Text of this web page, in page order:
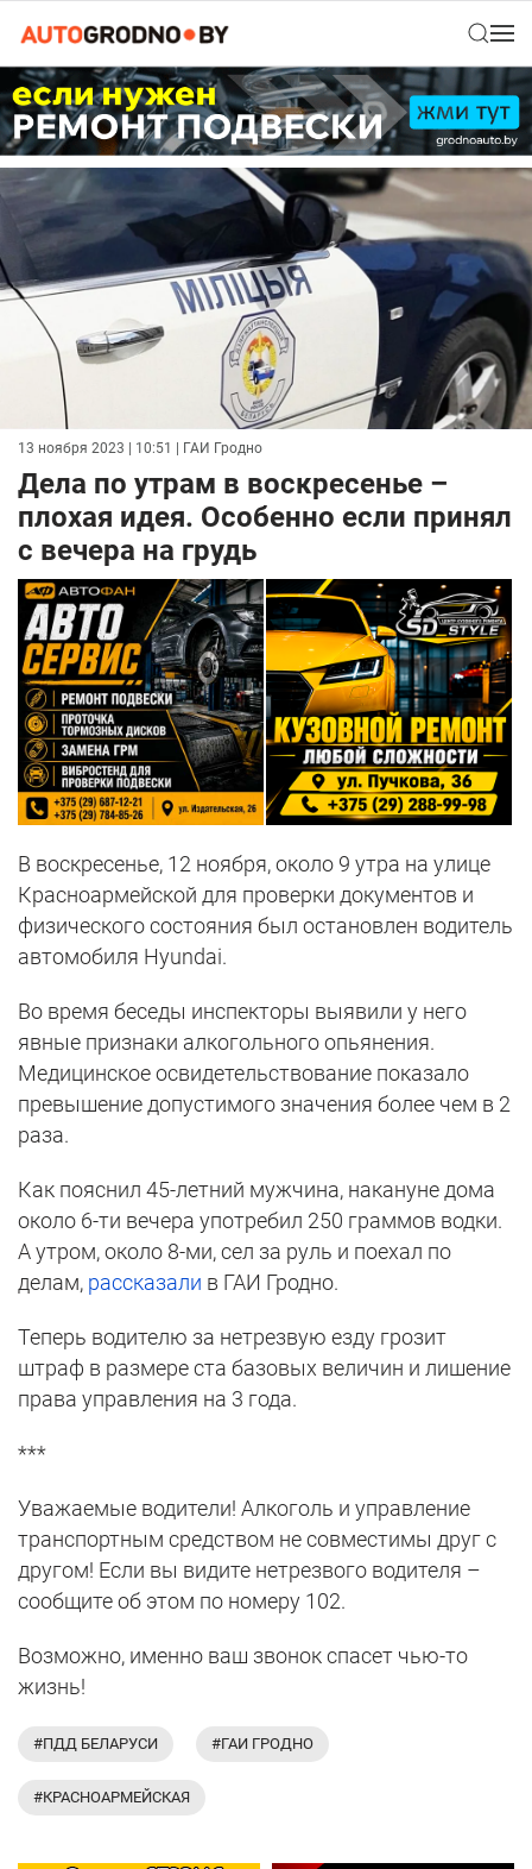
13 ноября 2023 | 10:51 | ГАИ Гродно
Дела по утрам в воскресенье –
плохая идея. Особенно если принял
с вечера на грудь
В воскресенье, 12 ноября, около 9 утра на улице
Красноармейской для проверки документов и
физического состояния был остановлен водитель
автомобиля Hyundai.
Во время беседы инспекторы выявили у него
явные признаки алкогольного опьянения.
Медицинское освидетельствование показало
превышение допустимого значения более чем в 2
раза.
Как пояснил 45-летний мужчина, накануне дома
около 6-ти вечера употребил 250 граммов водки.
А утром, около 8-ми, сел за руль и поехал по
делам, рассказали в ГАИ Гродно.
Теперь водителю за нетрезвую езду грозит
штраф в размере ста базовых величин и лишение
права управления на 3 года.
***
Уважаемые водители! Алкоголь и управление
транспортным средством не совместимы друг с
другом! Если вы видите нетрезвого водителя –
сообщите об этом по номеру 102.
Возможно, именно ваш звонок спасет чью-то
жизнь!
#ПДД БЕЛАРУСИ #ГАИ ГРОДНО
#КРАСНОАРМЕЙСКАЯ